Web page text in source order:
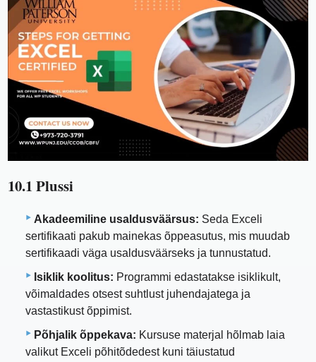
10.1 Plussi
Akadeemiline usaldusväärsus: Seda Exceli
sertifikaati pakub mainekas õppeasutus, mis muudab
sertifikaadi väga usaldusväärseks ja tunnustatud.
Isiklik koolitus: Programmi edastatakse isiklikult,
võimaldades otsest suhtlust juhendajatega ja
vastastikust õppimist.
Põhjalik õppekava: Kursuse materjal hõlmab laia
valikut Exceli põhitõdedest kuni täiustatud